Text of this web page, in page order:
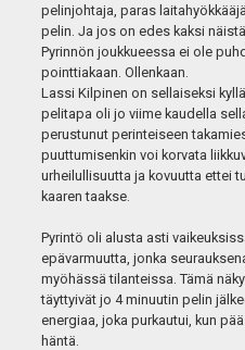
pelinjohtaja, paras
pelin. Ja jos on edes kaksi
Pyrinnön joukkueessa ei ole
pointtiakaan. Ollenkaan.
Lassi Kilpinen on sellaiseksi
pelitapa oli jo viime kaudella
perustunut perinteiseen
puuttumisenkin voi korvata
urheilullisuutta ja kovuutta ettei
kaaren taakse.
Pyrintö oli alusta asti
epävarmuutta, jonka
myöhässä tilanteissa. Tämä
täyttyivät jo 4 minuutin pelin
energiaa, joka purkautui, kun
häntä.